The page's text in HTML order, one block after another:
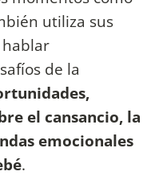
utiliza sus
de la
el cansancio, la
emocionales
.